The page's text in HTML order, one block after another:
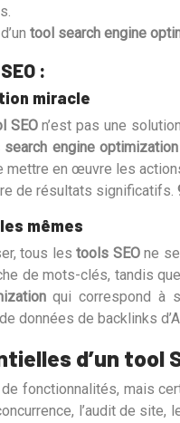
tool search engine
:
miracle
SEOn’est pas une
engine optimization
mettre en œuvre les
de résultats significatifs.
mêmes
tous lestools SEOne
de mots-clés, tandis
qui correspond à
données de backlinks
d’un tool
fonctionnalités, mais
l’audit de